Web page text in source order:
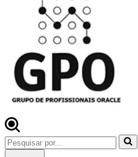
Pesquisar
por...